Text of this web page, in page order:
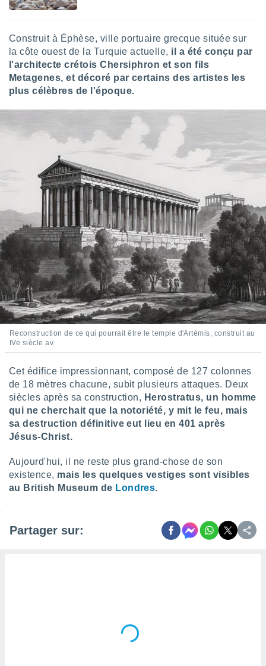
Construit à Éphèse, ville portuaire grecque située sur
la côte ouest de la Turquie actuelle, il a été conçu par
l'architecte crétois Chersiphron et son fils
Metagenes, et décoré par certains des artistes les
plus célèbres de l'époque.
Reconstruction de ce qui pourrait être le temple d'Artémis, construit au
IVe siècle av.
Cet édifice impressionnant, composé de 127 colonnes
de 18 mètres chacune, subit plusieurs attaques. Deux
siècles après sa construction, Herostratus, un homme
qui ne cherchait que la notoriété, y mit le feu, mais
sa destruction définitive eut lieu en 401 après
Jésus-Christ.
Aujourd'hui, il ne reste plus grand-chose de son
existence, mais les quelques vestiges sont visibles
au British Museum de Londres.
Partager sur: